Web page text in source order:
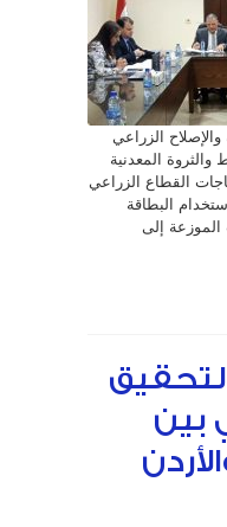
الزراعي
المعدنية
القطاع الزراعي
البطاقة
الموزعة إلى
بين